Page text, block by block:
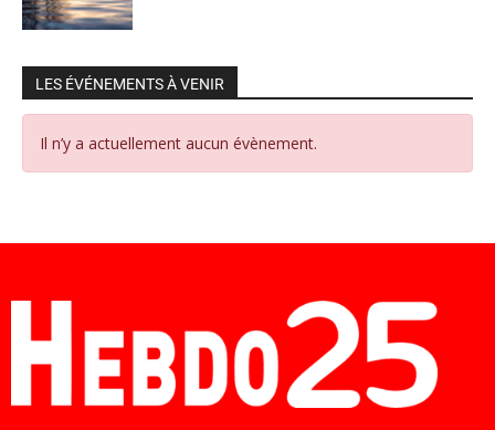
LES ÉVÉNEMENTS À VENIR
Il n’y a actuellement aucun évènement.